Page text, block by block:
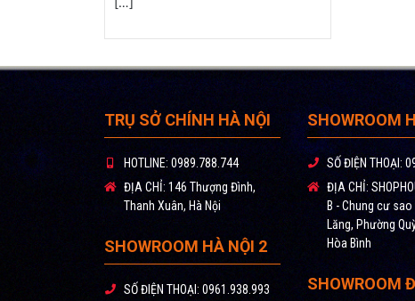
TRỤ SỞ CHÍNH HÀ NỘI
HOTLINE: 0989.788.744
ĐỊA CHỈ: 146 Thượng Đình,
Thanh Xuân, Hà Nội
SHOWROOM HÀ NỘI 2
SỐ ĐIỆN THOẠI: 0961.938.993
SHOWROOM
SỐ ĐIỆN THOẠI:
ĐỊA CHỈ:
B - Chung cư
Lăng, Phường
Hòa Bình
SHOWROOM